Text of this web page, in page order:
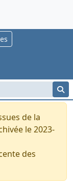
de la
le 2023-
des